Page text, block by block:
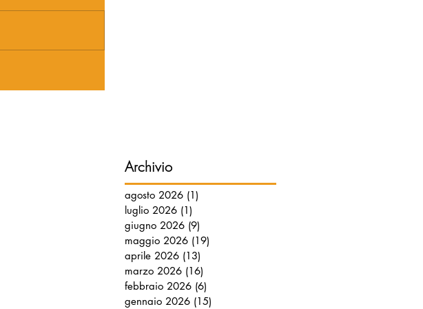
Archivio
agosto 2026 (1)
luglio 2026 (1)
giugno 2026 (9)
maggio 2026 (19)
aprile 2026 (13)
marzo 2026 (16)
febbraio 2026 (6)
gennaio 2026 (15)